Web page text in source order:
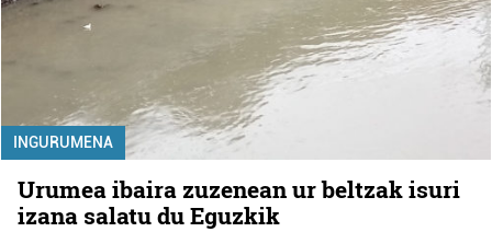
INGURUMENA
Urumea ibaira zuzenean ur beltzak isuri
izana salatu du Eguzkik